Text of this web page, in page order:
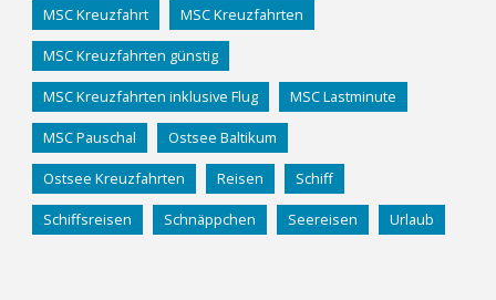
MSC Kreuzfahrt MSC Kreuzfahrten
MSC Kreuzfahrten günstig
MSC Kreuzfahrten inklusive Flug MSC Lastminute
MSC Pauschal Ostsee Baltikum
Ostsee Kreuzfahrten Reisen Schiff
Schiffsreisen Schnäppchen Seereisen Urlaub